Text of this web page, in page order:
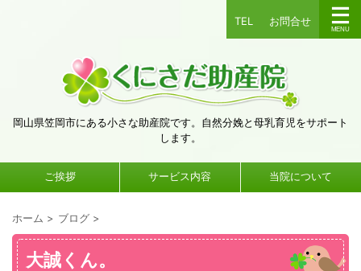
TEL お問合せ
岡山県笠岡市にある小さな助産院です。自然分娩と母乳育児をサポート
します。
ご挨拶 サービス内容 当院について
ホーム > ブログ >
大誠くん。